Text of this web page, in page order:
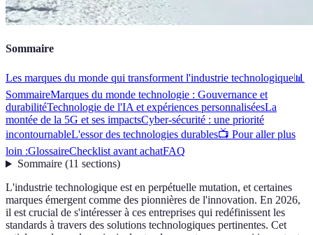
Sommaire
Les marques du monde qui transforment l'industrie technologique📊
SommaireMarques du monde technologie : Gouvernance et
durabilitéTechnologie de l'IA et expériences personnaliséesLa
montée de la 5G et ses impactsCyber-sécurité : une priorité
incontournableL'essor des technologies durables📺 Pour aller plus
loin :GlossaireChecklist avant achatFAQ
Sommaire(11 sections)
L'industrie technologique est en perpétuelle mutation, et certaines
marques émergent comme des pionnières de l'innovation. En 2026,
il est crucial de s'intéresser à ces entreprises qui redéfinissent les
standards à travers des solutions technologiques pertinentes. Cet